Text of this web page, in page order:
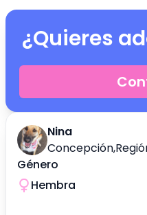
Nina
Concepción,
Género
Hembra
¿Quieres